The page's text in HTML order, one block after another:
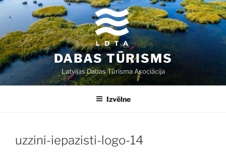
Doties
saturu
DABAS TŪRISMS
Latvijas Dabas Tūrisma Asociācija
Izvēlne
uzzini-iepazisti-logo-14